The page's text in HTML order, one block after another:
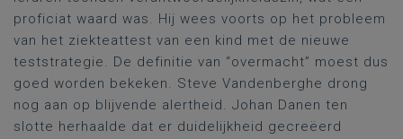
proficiat waard was. Hij wees voorts op het probleem
van het ziekteattest van een kind met de nieuwe
teststrategie. De definitie van “overmacht” moest dus
goed worden bekeken. Steve Vandenberghe drong
nog aan op blijvende alertheid. Johan Danen ten
slotte herhaalde dat er duidelijkheid gecreëerd